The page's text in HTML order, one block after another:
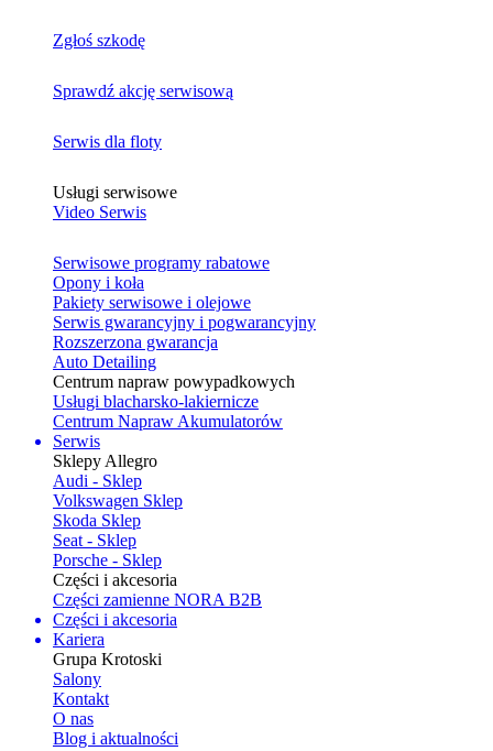
Zgłoś szkodę
Sprawdź akcję serwisową
Serwis dla floty
Usługi serwisowe
Video Serwis
Serwisowe programy rabatowe
Opony i koła
Pakiety serwisowe i olejowe
Serwis gwarancyjny i pogwarancyjny
Rozszerzona gwarancja
Auto Detailing
Centrum napraw powypadkowych
Usługi blacharsko-lakiernicze
Centrum Napraw Akumulatorów
Serwis
Sklepy Allegro
Audi - Sklep
Volkswagen Sklep
Skoda Sklep
Seat - Sklep
Porsche - Sklep
Części i akcesoria
Części zamienne NORA B2B
Części i akcesoria
Kariera
Grupa Krotoski
Salony
Kontakt
O nas
Blog i aktualności